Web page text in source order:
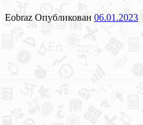
Eobraz Опубликован 06.01.2023